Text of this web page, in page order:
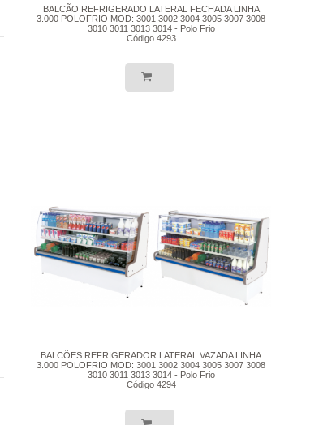
BALCÃO REFRIGERADO LATERAL FECHADA LINHA
3.000 POLOFRIO MOD: 3001 3002 3004 3005 3007 3008
3010 3011 3013 3014 - Polo Frio
Código 4293
BALCÕES REFRIGERADOR LATERAL VAZADA LINHA
3.000 POLOFRIO MOD: 3001 3002 3004 3005 3007 3008
3010 3011 3013 3014 - Polo Frio
Código 4294